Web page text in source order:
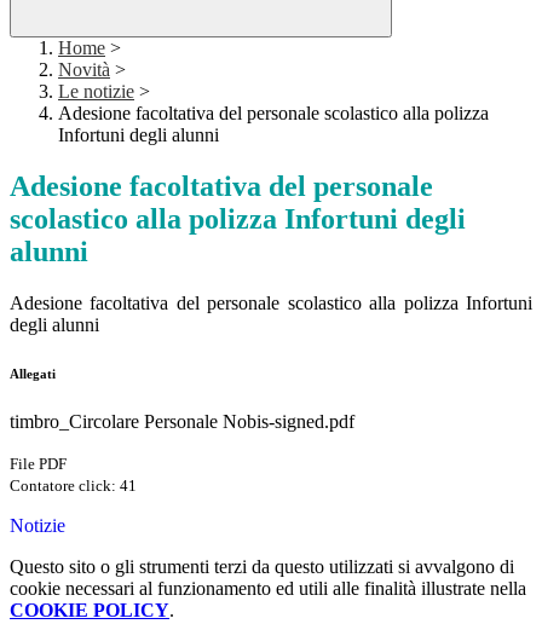
Home >
Novità >
Le notizie >
Adesione facoltativa del personale scolastico alla polizza
Infortuni degli alunni
Adesione facoltativa del personale
scolastico alla polizza Infortuni degli
alunni
Adesione facoltativa del personale scolastico alla polizza Infortuni
degli alunni
Allegati
timbro_Circolare Personale Nobis-signed.pdf
File PDF
Contatore click: 41
Notizie
Questo sito o gli strumenti terzi da questo utilizzati si avvalgono di
cookie necessari al funzionamento ed utili alle finalità illustrate nella
COOKIE POLICY.